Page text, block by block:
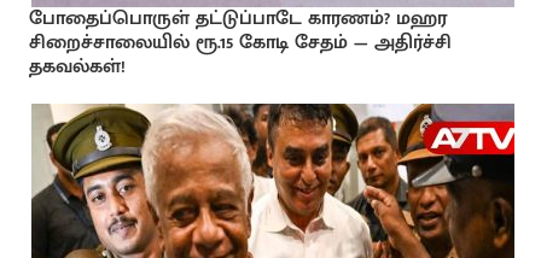
போதைப்பொருள் தட்டுப்பாடே காரணம்? மஹர
சிறைச்சாலையில் ரூ.15 கோடி சேதம் — அதிர்ச்சி
தகவல்கள்!